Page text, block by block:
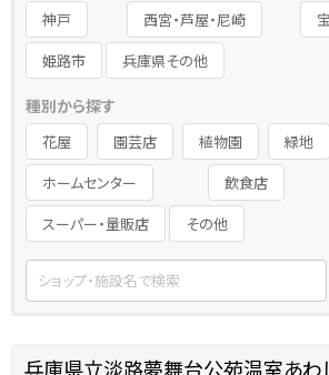
神戸 西宮・芦屋・尼崎
姫路市
兵庫県その他
種別から探す
花屋 園芸店 植物園 緑地
ホームセンター
飲食店
スーパー・量販店
その他
兵庫県立淡路夢舞台公苑温室あわ